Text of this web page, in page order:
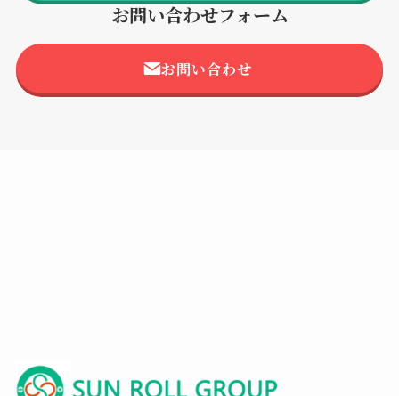
お問い合わせフォーム
お問い合わせ